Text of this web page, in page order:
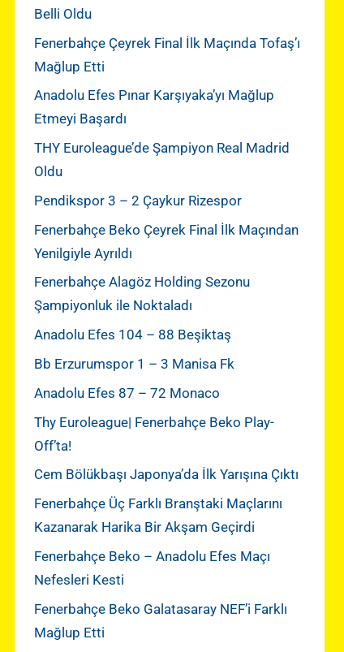
Belli Oldu
Fenerbahçe Çeyrek Final İlk Maçında Tofaş’ı
Mağlup Etti
Anadolu Efes Pınar Karşıyaka’yı Mağlup
Etmeyi Başardı
THY Euroleague’de Şampiyon Real Madrid
Oldu
Pendikspor 3 – 2 Çaykur Rizespor
Fenerbahçe Beko Çeyrek Final İlk Maçından
Yenilgiyle Ayrıldı
Fenerbahçe Alagöz Holding Sezonu
Şampiyonluk ile Noktaladı
Anadolu Efes 104 – 88 Beşiktaş
Bb Erzurumspor 1 – 3 Manisa Fk
Anadolu Efes 87 – 72 Monaco
Thy Euroleague| Fenerbahçe Beko Play-
Off’ta!
Cem Bölükbaşı Japonya’da İlk Yarışına Çıktı
Fenerbahçe Üç Farklı Branştaki Maçlarını
Kazanarak Harika Bir Akşam Geçirdi
Fenerbahçe Beko – Anadolu Efes Maçı
Nefesleri Kesti
Fenerbahçe Beko Galatasaray NEF’i Farklı
Mağlup Etti